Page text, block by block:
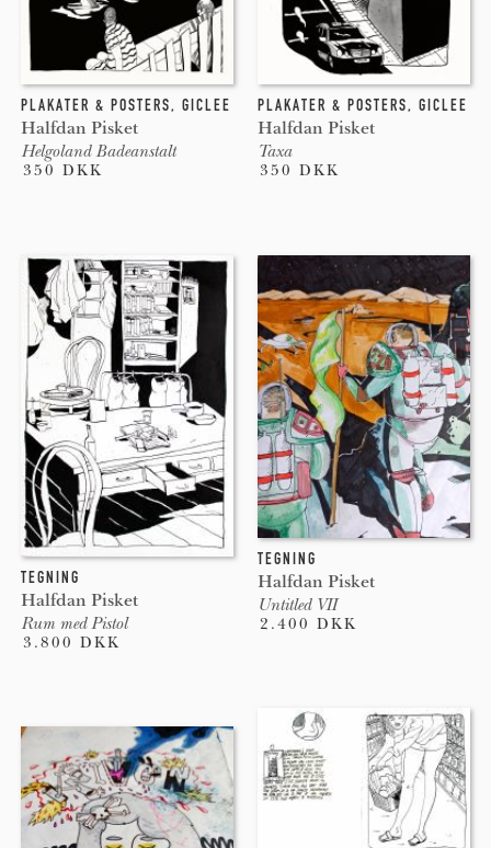
PLAKATER & POSTERS, GICLEE
Halfdan Pisket
Helgoland Badeanstalt
350 DKK
PLAKATER & POSTERS, GICLEE
Halfdan Pisket
Taxa
350 DKK
TEGNING
Halfdan Pisket
Rum med Pistol
3.800 DKK
TEGNING
Halfdan Pisket
Untitled VII
2.400 DKK